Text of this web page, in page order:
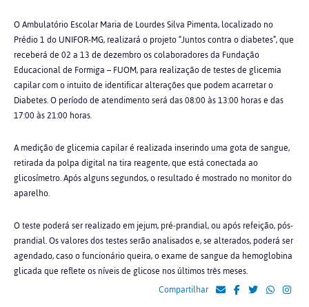
O Ambulatório Escolar Maria de Lourdes Silva Pimenta, localizado no
Prédio 1 do UNIFOR-MG, realizará o projeto “Juntos contra o diabetes”, que
receberá de 02 a 13 de dezembro os colaboradores da Fundação
Educacional de Formiga – FUOM, para realização de testes de glicemia
capilar com o intuito de identificar alterações que podem acarretar o
Diabetes. O período de atendimento será das 08:00 às 13:00 horas e das
17:00 às 21:00 horas.
A medição de glicemia capilar é realizada inserindo uma gota de sangue,
retirada da polpa digital na tira reagente, que está conectada ao
glicosímetro. Após alguns segundos, o resultado é mostrado no monitor do
aparelho.
O teste poderá ser realizado em jejum, pré-prandial, ou após refeição, pós-
prandial. Os valores dos testes serão analisados e, se alterados, poderá ser
agendado, caso o funcionário queira, o exame de sangue da hemoglobina
glicada que reflete os níveis de glicose nos últimos três meses.
Compartilhar